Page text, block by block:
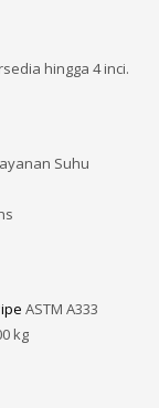
hingga 4 inci.
Suhu
ASTM A333
kg